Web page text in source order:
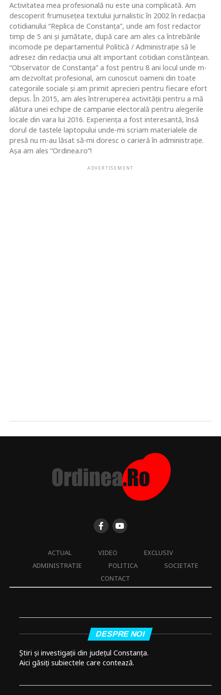
Activitatea mea profesională nu este una complicată. Am
descoperit frumusețea textului jurnalistic în 2002 în redacția
cotidianului “Replica de Constanța”, unde am fost redactor
timp de 5 ani și jumătate, după care am ales ca întrebările
incomode pe departamentul Politică / Administrație să le
adresez din redacția unui alt important cotidian constănțean.
“Observator de Constanța” a fost pentru 8 ani locul unde m-
am dezvoltat profesional, am cunoscut oameni din toate
categoriile sociale și am primit aprecieri pentru fiecare efort
depus. În 2015, am ales întreruperea activității pentru a mă
alătura unei echipe de campanie electorală pentru alegerile
locale din vara lui 2016. Experiența a fost interesantă, însă
dorul de tastele laptopului unde-mi scriam materialele de
presă nu m-au lăsat să-mi doresc o carieră în administrație.
Așa am ales “Ordinea.ro”!
ADVERTISEMENT
ACTUAL VIDEO
EXCLUSIV
ADMINISTRATIE
POLITICA
SOCIETATE
CONTACT
DESPRE NOI
Știri și investigații din județul Constanța.
Aici găsiți subiectele care contează.